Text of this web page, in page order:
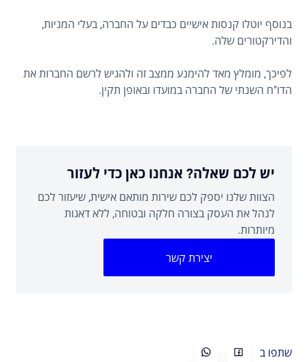
בנוסף יוטלו קנסות אישיים כבדים על החברה, בעלי המניות,
והדירקטורים שלה.
לפיכך, מומלץ מאד להימנע ממצב זה ולהגיש לרשם החברות את
הדו"ח השנתי של החברה במועדו ובאופן תקין.
יש לכם שאלה? אנחנו כאן כדי לעזור
הצוות שלנו יספק לכם שירות מותאם אישית, שיעזור לכם
לנהל את העסק בצורה חלקה ובטוחה, ללא דאגות
מיותרות.
יצירת קשר
שתפו ב